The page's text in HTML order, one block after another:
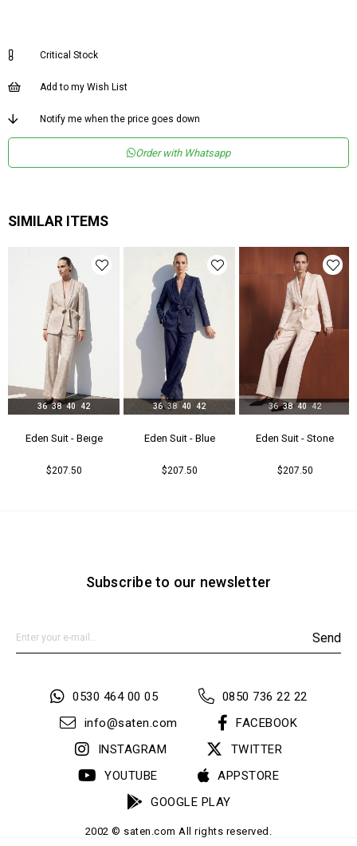
Desen
Dokuma Tipi Düz Dokuma
Ceket Yaka
Astar Durumu
Menşei
Yaş Grubu
Critical Stock
Add to my Wish List
Notify me when the price goes down
Order with Whatsapp
SIMILAR ITEMS
Eden Suit - Beıge
$207.50
36 38 40 42
Eden Suit - Blue
$207.50
36 38 40 42
Eden Suit - Stone
$207.50
36 38 40 42
Subscribe to our newsletter
Send
0530 464 00 05
0850 736 22 22
info@saten.com
FACEBOOK
INSTAGRAM
TWITTER
YOUTUBE
APPSTORE
GOOGLE PLAY
2002 © saten.com All rights reserved.